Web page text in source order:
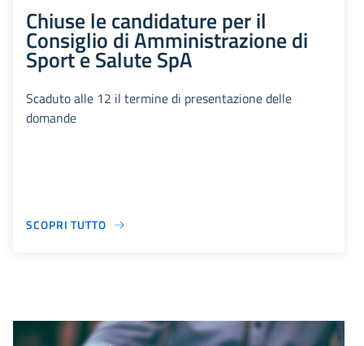
Chiuse le candidature per il
Consiglio di Amministrazione di
Sport e Salute SpA
Scaduto alle 12 il termine di presentazione delle
domande
SCOPRI TUTTO